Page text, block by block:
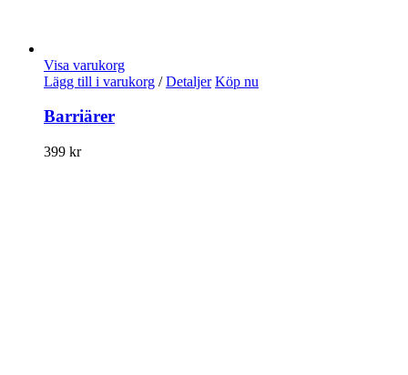
Visa varukorg
Lägg till i varukorg / Detaljer Köp nu
Barriärer
399 kr